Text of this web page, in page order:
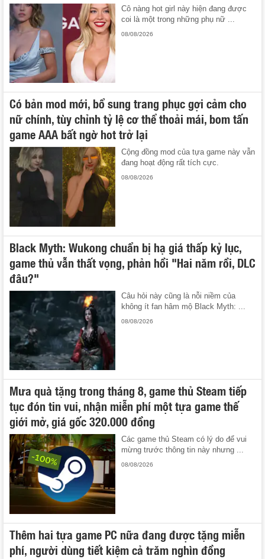
Cô nàng hot girl này hiện đang được
coi là một trong những phụ nữ ...
08/08/2026
Có bản mod mới, bổ sung trang phục gợi cảm cho
nữ chính, tùy chỉnh tỷ lệ cơ thể thoải mái, bom tấn
game AAA bất ngờ hot trở lại
Cộng đồng mod của tựa game này vẫn
đang hoạt động rất tích cực.
08/08/2026
Black Myth: Wukong chuẩn bị hạ giá thấp kỷ lục,
game thủ vẫn thất vọng, phản hồi "Hai năm rồi, DLC
đâu?"
Câu hỏi này cũng là nỗi niềm của
không ít fan hâm mộ Black Myth: ...
08/08/2026
Mưa quà tặng trong tháng 8, game thủ Steam tiếp
tục đón tin vui, nhận miễn phí một tựa game thế
giới mở, giá gốc 320.000 đồng
Các game thủ Steam có lý do để vui
mừng trước thông tin này nhưng ...
08/08/2026
Thêm hai tựa game PC nữa đang được tặng miễn
phí, người dùng tiết kiệm cả trăm nghìn đồng